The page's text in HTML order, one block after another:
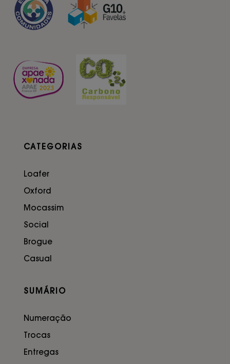
CATEGORIAS
Loafer
Oxford
Mocassim
Social
Brogue
Casual
SUMÁRIO
Numeração
Trocas
Entregas